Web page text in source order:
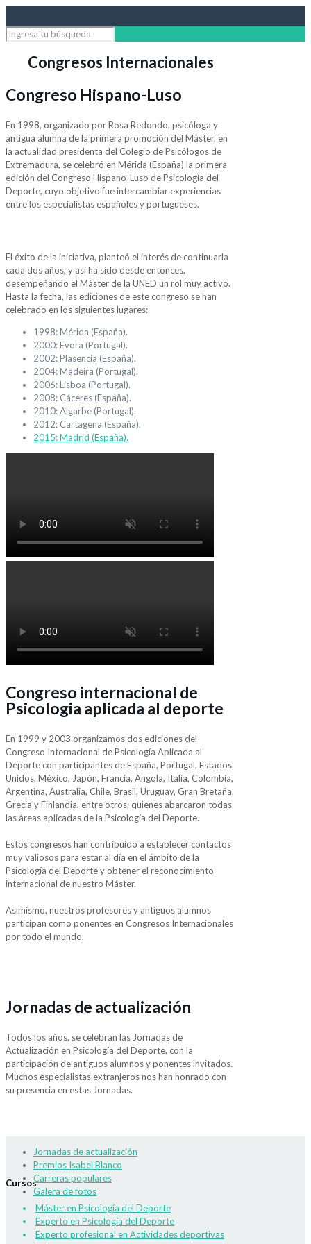
Congresos Internacionales
Congreso Hispano-Luso
En 1998, organizado por Rosa Redondo, psicóloga y
antigua alumna de la primera promoción del Máster, en
la actualidad presidenta del Colegio de Psicólogos de
Extremadura, se celebró en Mérida (España) la primera
edición del Congreso Hispano-Luso de Psicología del
Deporte, cuyo objetivo fue intercambiar experiencias
entre los especialistas españoles y portugueses.
El éxito de la iniciativa, planteó el interés de continuarla
cada dos años, y así ha sido desde entonces,
desempeñando el Máster de la UNED un rol muy activo.
Hasta la fecha, las ediciones de este congreso se han
celebrado en los siguientes lugares:
1998: Mérida (España).
2000: Evora (Portugal).
2002: Plasencia (España).
2004: Madeira (Portugal).
2006: Lisboa (Portugal).
2008: Cáceres (España).
2010: Algarbe (Portugal).
2012: Cartagena (España).
2015: Madrid (España).
Congreso internacional de
Psicologia aplicada al deporte
En 1999 y 2003 organizamos dos ediciones del
Congreso Internacional de Psicología Aplicada al
Deporte con participantes de España, Portugal, Estados
Unidos, México, Japón, Francia, Angola, Italia, Colombia,
Argentina, Australia, Chile, Brasil, Uruguay, Gran Bretaña,
Grecia y Finlandia, entre otros; quienes abarcaron todas
las áreas aplicadas de la Psicología del Deporte.
Estos congresos han contribuido a establecer contactos
muy valiosos para estar al día en el ámbito de la
Psicología del Deporte y obtener el reconocimiento
internacional de nuestro Máster.
Asimismo, nuestros profesores y antiguos alumnos
participan como ponentes en Congresos Internacionales
por todo el mundo.
Jornadas de actualización
Todos los años, se celebran las Jornadas de
Actualización en Psicología del Deporte, con la
participación de antiguos alumnos y ponentes invitados.
Muchos especialistas extranjeros nos han honrado con
su presencia en estas Jornadas.
Jornadas de actualización
Premios Isabel Blanco
Carreras populares
Galera de fotos
Cursos
Máster en Psicología del Deporte
Experto en Psicología del Deporte
Experto profesional en Actividades deportivas